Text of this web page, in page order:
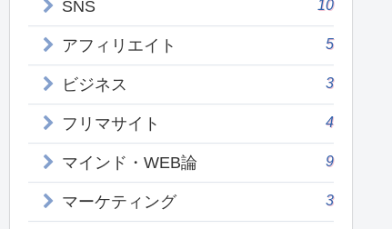
SNS 10
アフィリエイト 5
ビジネス 3
フリマサイト 4
マインド・WEB論 9
マーケティング 3